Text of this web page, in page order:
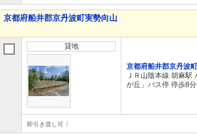
京都府船井郡京丹波町実勢向山
貸地
京都府船井郡京丹波
ＪＲ山陰本線 胡麻駅
が丘」バス停 停歩8分
即引き渡し可